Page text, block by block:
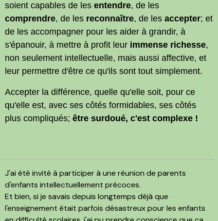
soient capables de les entendre, de les
comprendre, de les reconnaître, de les accepter; et
de les accompagner pour les aider à grandir, à
s'épanouir, à mettre à profit leur immense richesse,
non seulement intellectuelle, mais aussi affective, et
leur permettre d'être ce qu'ils sont tout simplement.
Accepter la différence, quelle qu'elle soit, pour ce
qu'elle est, avec ses côtés formidables, ses côtés
plus compliqués; être surdoué, c'est complexe !
J'ai été invité à participer à une réunion de parents
d'enfants intellectuellement précoces.
Et bien, si je savais depuis longtemps déjà que
l'enseignement était parfois désastreux pour les enfants